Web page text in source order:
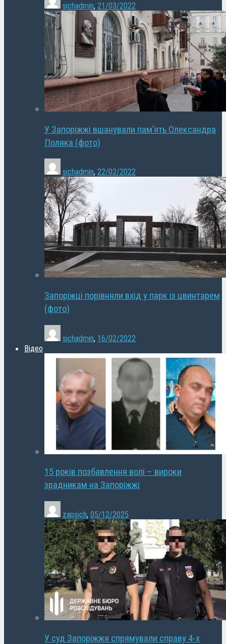
sichadmin, 21/03/2022
У Запоріжжі вшанували пам’ять Олександра
Поляка (фото)
sichadmin, 22/02/2022
Запоріжці порівняли вхід у парк із цвинтарем
(фото)
sichadmin, 16/02/2022
Відео
15 років позбавлення волі – вироки
зрадникам на Запоріжжі
zapsich, 05/12/2025
У суд Запоріжжя спрямували справу 4-х